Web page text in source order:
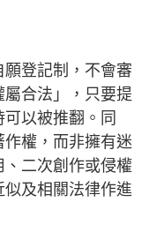
登記制，不會審
合法」，只要提
以被推翻。同
權，而非擁有迷
二次創作或侵權
及相關法律作進